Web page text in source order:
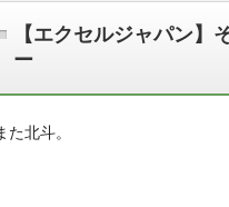
【エクセルジャパン
ー
た北斗。